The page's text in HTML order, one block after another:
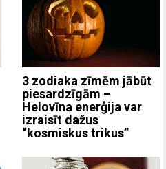
3 zodiaka zīmēm jābūt
piesardzīgām –
Helovīna enerģija var
izraisīt dažus
“kosmiskus trikus”